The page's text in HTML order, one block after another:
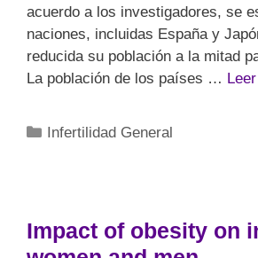
acuerdo a los investigadores, se
naciones, incluidas España y
reducida su población a la mitad
La población de los países …
Infertilidad General
Impact of obesity on